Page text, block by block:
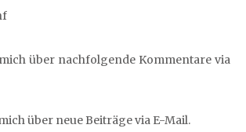
über nachfolgende Kommentare via
über neue Beiträge via E-Mail.